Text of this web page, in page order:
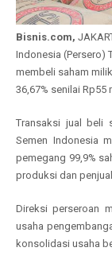
Bisnis.com,
Indonesia (Persero)
membeli saham
36,67% senilai Rp55
Transaksi jual beli
Semen Indonesia
pemegang 99,9%
produksi dan
Direksi perseroan
usaha
konsolidasi usaha